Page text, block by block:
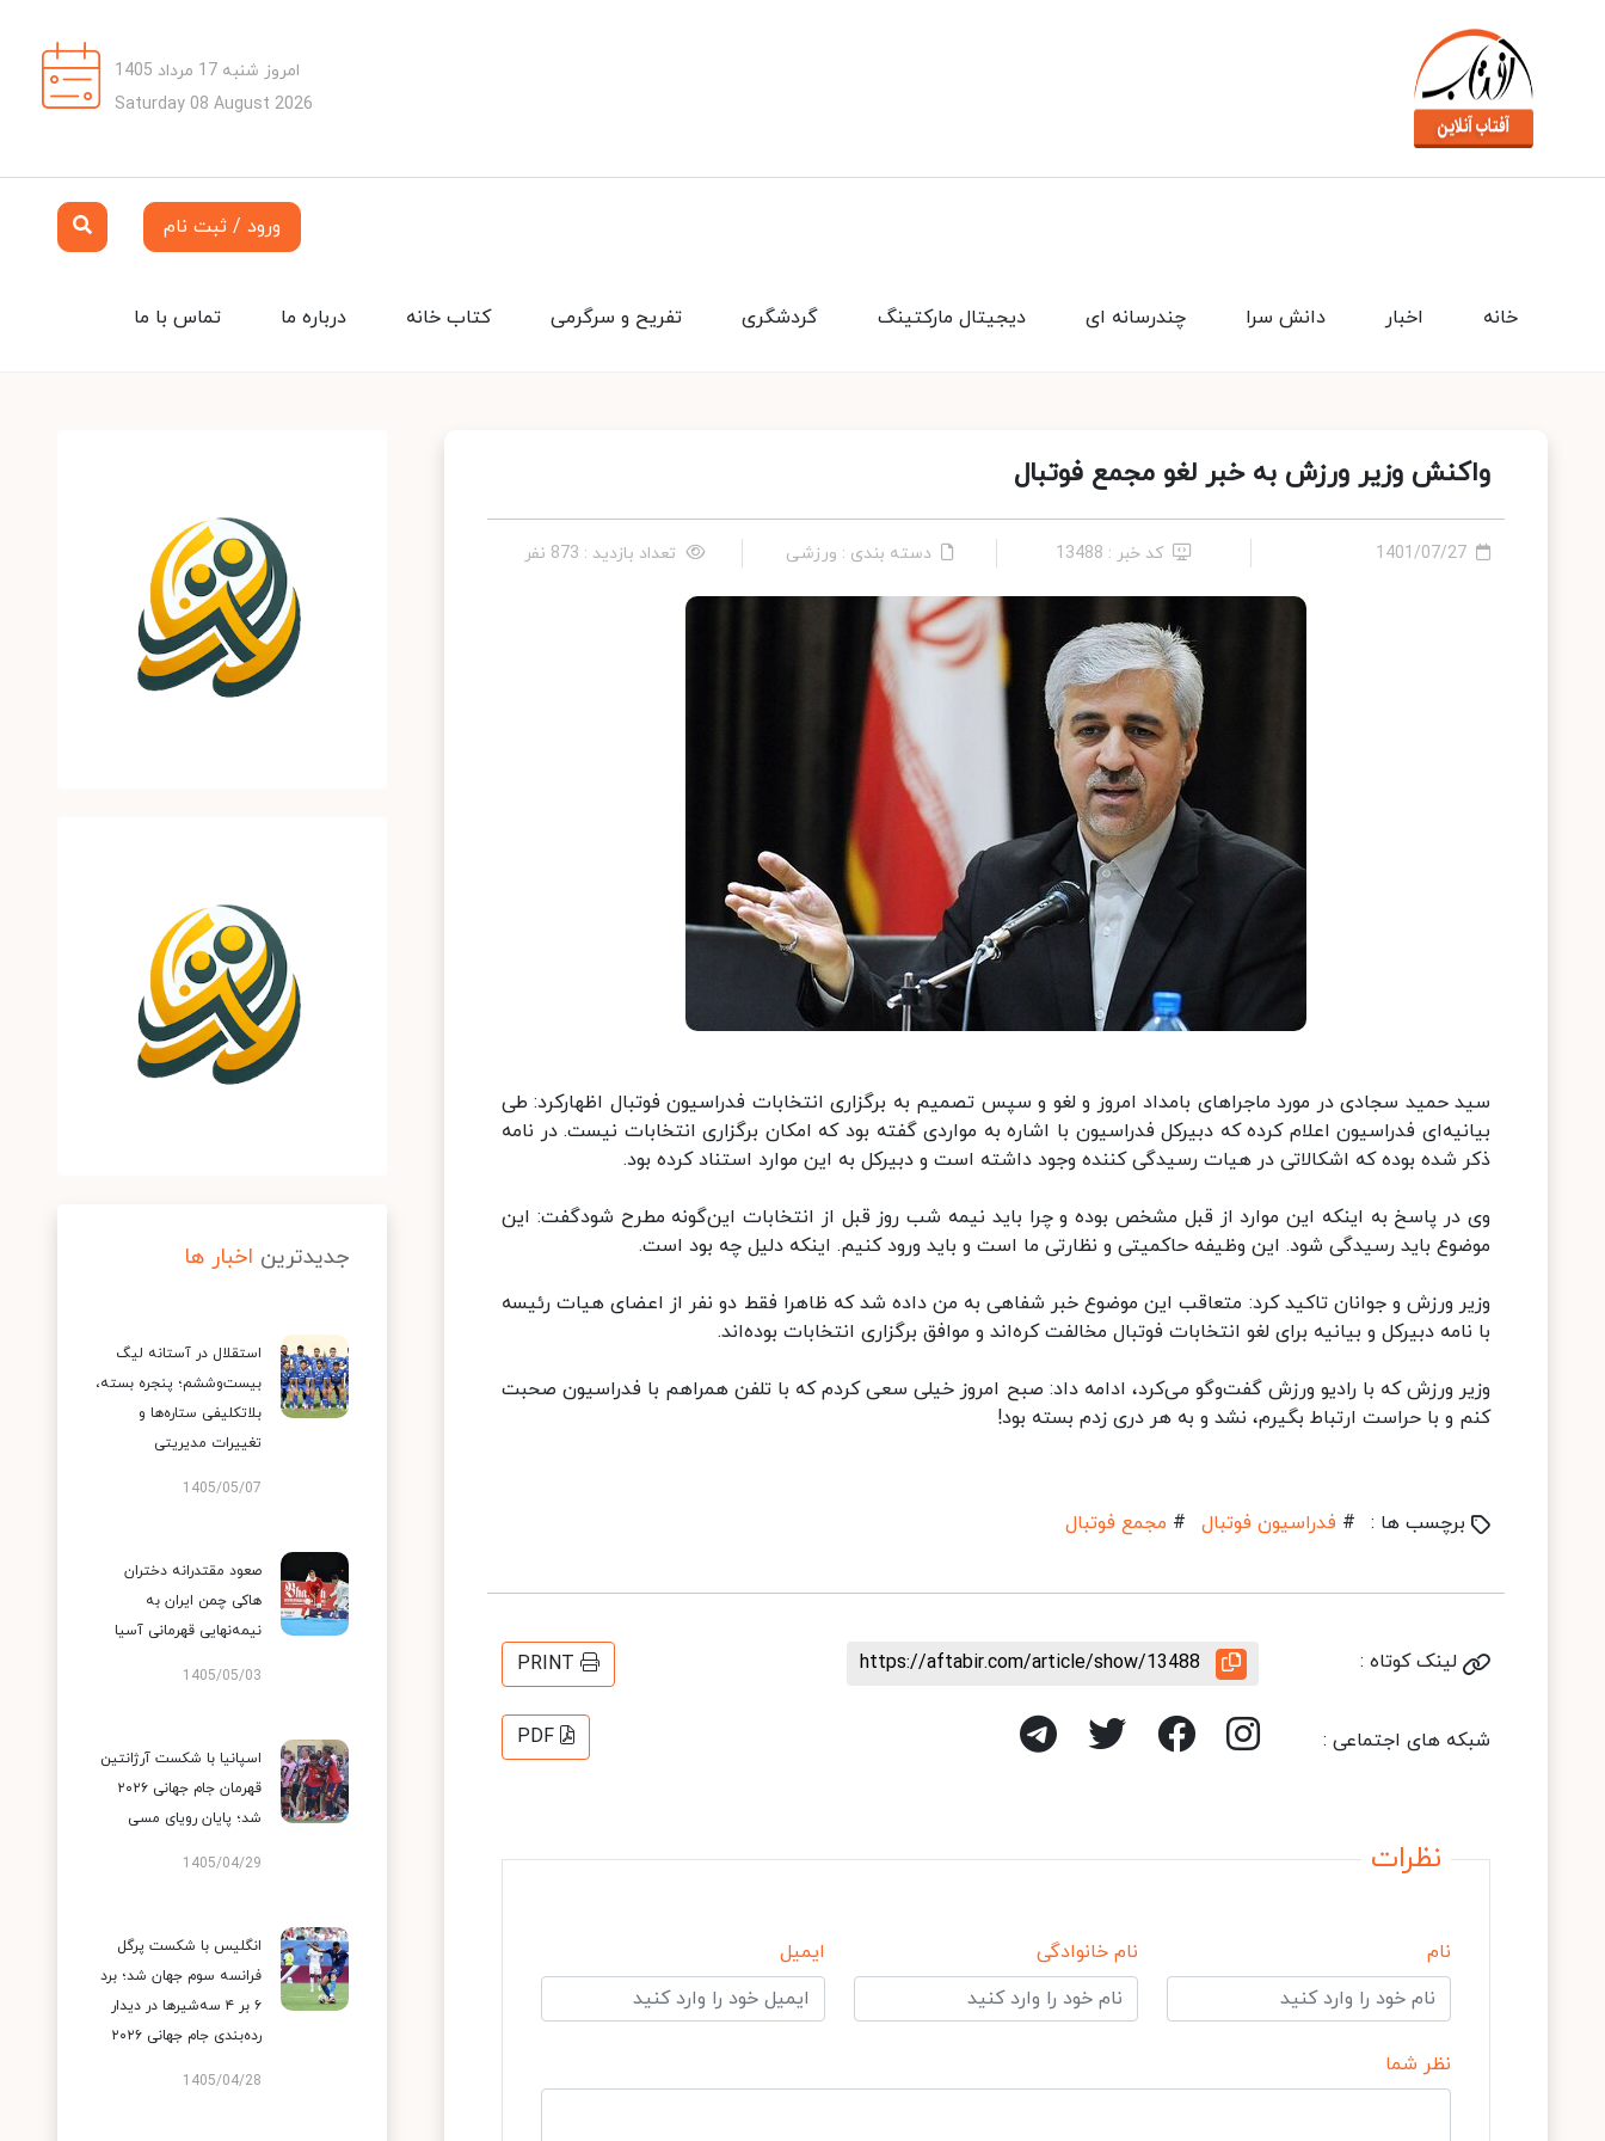
امروز شنبه 17 مرداد 1405
Saturday 08 August 2026
ورود / ثبت نام
تماس با ما درباره ما کتاب خانه تفریح و سرگرمی گردشگری دیجیتال مارکتینگ چندرسانه ای دانش سرا اخبار خانه
واکنش وزیر ورزش به خبر لغو مجمع فوتبال
1401/07/27 کد خبر : 13488 دسته بندی : ورزشی تعداد بازدید : 873 نفر
سید حمید سجادی در مورد ماجراهای بامداد امروز و لغو و سپس تصمیم به برگزاری انتخابات فدراسیون فوتبال اظهارکرد: طی
بیانیه‌ای فدراسیون اعلام کرده که دبیرکل فدراسیون با اشاره به مواردی گفته بود که امکان برگزاری انتخابات نیست. در نامه
ذکر شده بوده که اشکالاتی در هیات رسیدگی کننده وجود داشته است و دبیرکل به این موارد استناد کرده بود.
وی در پاسخ به اینکه این موارد از قبل مشخص بوده و چرا باید نیمه شب روز قبل از انتخابات این‌گونه مطرح شودگفت: این
موضوع باید رسیدگی شود. این وظیفه حاکمیتی و نظارتی ما است و باید ورود کنیم. اینکه دلیل چه بود است.
وزیر ورزش و جوانان تاکید کرد: متعاقب این موضوع خبر شفاهی به من داده شد که ظاهرا فقط دو نفر از اعضای هیات رئیسه
با نامه دبیرکل و بیانیه برای لغو انتخابات فوتبال مخالفت کره‌اند و موافق برگزاری انتخابات بوده‌اند.
وزیر ورزش که با رادیو ورزش گفت‌وگو می‌کرد، ادامه داد: صبح امروز خیلی سعی کردم که با تلفن همراهم با فدراسیون صحبت
کنم و با حراست ارتباط بگیرم، نشد و به هر دری زدم بسته بود!
برچسب ها : # فدراسیون فوتبال # مجمع فوتبال
لینک کوتاه : https://aftabir.com/article/show/13488
PRINT
شبکه های اجتماعی : PDF
نظرات
نام نام خانوادگی ایمیل
نظر شما
جدیدترین اخبار ها
استقلال در آستانه لیگ
بیست‌وششم؛ پنجره بسته،
بلاتکلیفی ستاره‌ها و
تغییرات مدیریتی
1405/05/07
صعود مقتدرانه دختران
هاکی چمن ایران به
نیمه‌نهایی قهرمانی آسیا
1405/05/03
اسپانیا با شکست آرژانتین
قهرمان جام جهانی ۲۰۲۶
شد؛ پایان رویای مسی
1405/04/29
انگلیس با شکست پرگل
فرانسه سوم جهان شد؛ برد
۶ بر ۴ سه‌شیرها در دیدار
رده‌بندی جام جهانی ۲۰۲۶
1405/04/28